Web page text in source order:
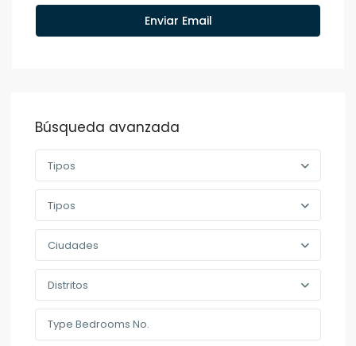
Búsqueda avanzada
Tipos
Tipos
Ciudades
Distritos